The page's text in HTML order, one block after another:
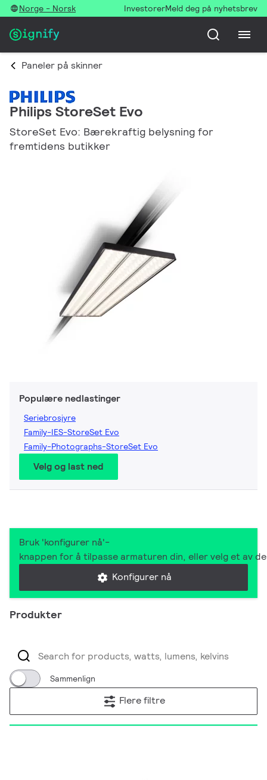
Norge - Norsk InvestorerMeld deg på nyhetsbrev
Paneler på skinner
Philips StoreSet Evo
StoreSet Evo: Bærekraftig belysning for
fremtidens butikker
Populære nedlastinger
Seriebrosjyre
Family-IES-StoreSet Evo
Family-Photographs-StoreSet Evo
Velg og last ned
Bruk 'konfigurer nå'-
knappen for å tilpasse armaturen din, eller velg et av
Konfigurer nå
Produkter
Sammenlign
Flere filtre